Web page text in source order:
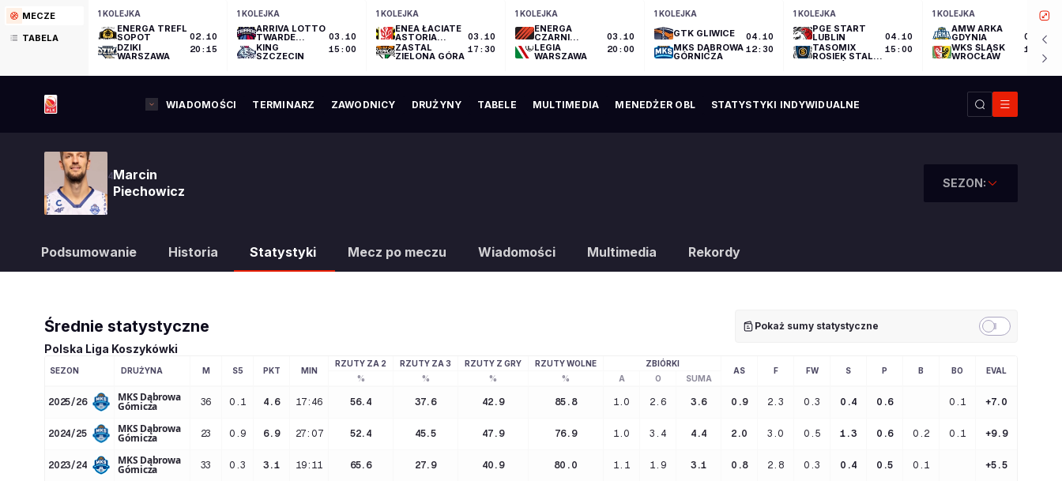
MECZE
TABELA
1 KOLEJKA
ENERGA TREFL
SOPOT
DZIKI
WARSZAWA
02.10
20:15
1 KOLEJKA
ARRIVA LOTTO
TWARDE
PIERNIKI
TORUŃ
KING
SZCZECIN
03.10
15:00
1 KOLEJKA
ENEA ŁACIATE
ASTORIA
BYDGOSZCZ
ZASTAL
ZIELONA GÓRA
03.10
17:30
1 KOLEJKA
ENERGA
CZARNI
SŁUPSK
LEGIA
WARSZAWA
03.10
20:00
1 KOLEJKA
GTK GLIWICE
MKS DĄBROWA
GÓRNICZA
04.10
12:30
1 KOLEJKA
PGE START
LUBLIN
TASOMIX
ROSIEK STAL
WIELKOPOLSKI
04.10
15:00
1 KOLEJKA
AMW ARKA
GDYNIA
WKS ŚLĄSK
WROCŁAW
04.10
17:30
WIADOMOŚCI TERMINARZ ZAWODNICY DRUŻYNY TABELE MULTIMEDIA MENEDŻER OBL STATYSTYKI INDYWIDUALNE
4Marcin
Piechowicz
SEZON:
Podsumowanie Historia Statystyki Mecz po meczu Wiadomości Multimedia Rekordy
Średnie statystyczne Pokaż sumy statystyczne
Polska Liga Koszykówki
SEZON DRUŻYNA M S5 PKT MIN
RZUTY ZA 2 RZUTY ZA 3 RZUTY Z GRY RZUTY WOLNE ZBIÓRKI
AS F FW S P B BO
EVAL
%
% % % A O SUMA
2025/26 MKS Dąbrowa
Górnicza 36 0.1 4.6 17:46 56.4 37.6 42.9 85.8 1.0 2.6 3.6 0.9 2.3 0.3 0.4 0.6 0.1 +7.0
2024/25 MKS Dąbrowa
Górnicza 23 0.9 6.9 27:07 52.4 45.5 47.9 76.9 1.0 3.4 4.4 2.0 3.0 0.5 1.3 0.6 0.2 0.1 +9.9
2023/24 MKS Dąbrowa
Górnicza 33 0.3 3.1 19:11 65.6 27.9 40.9 80.0 1.1 1.9 3.1 0.8 2.8 0.3 0.4 0.5 0.1 +5.5